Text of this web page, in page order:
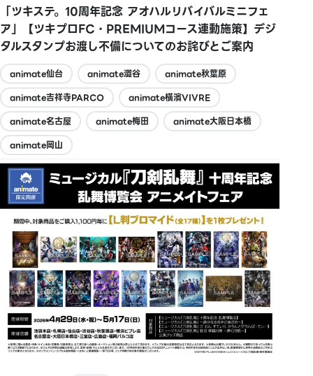
「ツキステ。10周年記念 アオハルリバイバルミニフェ
ア」【ツキプロFC・PREMIUMコース連動施策】デジ
タルスタンプお渡し不備についてのお詫びとご案内
animate仙台 animate澀谷
animate秋葉原
animate吉祥寺PARCO
animate橫濱VIVRE
animate名古屋
animate梅田
animate大阪日本橋
animate岡山